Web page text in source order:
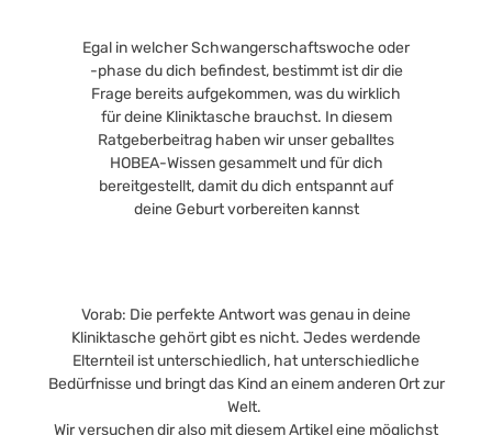
Egal in welcher Schwangerschaftswoche oder
-phase du dich befindest, bestimmt ist dir die
Frage bereits aufgekommen, was du wirklich
für deine Kliniktasche brauchst. In diesem
Ratgeberbeitrag haben wir unser geballtes
HOBEA-Wissen gesammelt und für dich
bereitgestellt, damit du dich entspannt auf
deine Geburt vorbereiten kannst
Vorab: Die perfekte Antwort was genau in deine
Kliniktasche gehört gibt es nicht. Jedes werdende
Elternteil ist unterschiedlich, hat unterschiedliche
Bedürfnisse und bringt das Kind an einem anderen Ort zur
Welt.
Wir versuchen dir also mit diesem Artikel eine möglichst